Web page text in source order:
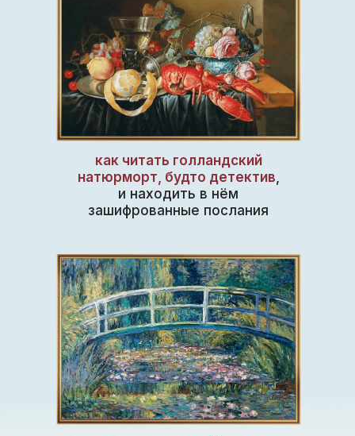
как читать голландский
натюрморт, будто детектив,
и находить в нём
зашифрованные послания